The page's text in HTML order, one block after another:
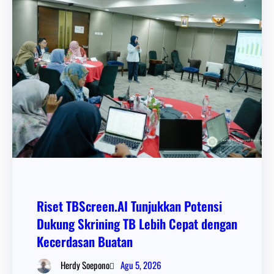
Riset TBScreen.AI Tunjukkan Potensi
Dukung Skrining TB Lebih Cepat dengan
Kecerdasan Buatan
Herdy Soepono Agu 5, 2026